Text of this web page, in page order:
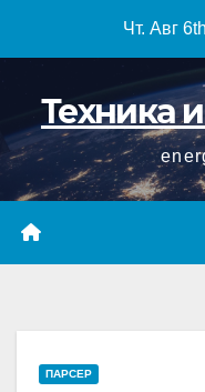
Чт. Авг
Техника
ПАРСЕР